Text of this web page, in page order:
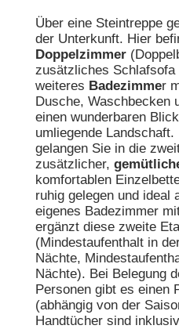
Über eine Steintreppe
der Unterkunft. Hier
Doppelzimmer
zusätzliches
weiteres Badezimmer
Dusche, Waschbecken
einen wunderbaren
umliegende
gelangen Sie in die
zusätzlicher,
komfortablen
ruhig gelegen und
eigenes Badezimmer
ergänzt diese zweite
(Mindestaufenthalt in
Nächte,
Nächte). Bei Belegung
Personen gibt es einen
(abhängig von der
Handtücher sind